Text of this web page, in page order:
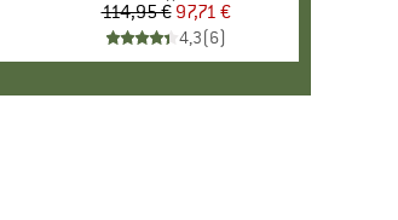
Preis
114,95 €reduzierter Preis
97,71 €
4,3(6)